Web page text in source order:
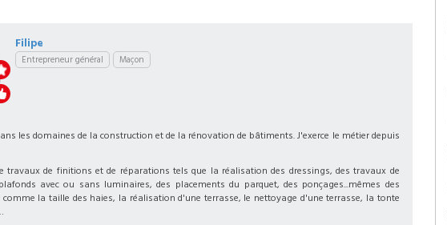
Filipe
Entrepreneur général Maçon
les domaines de la construction et de la rénovation de bâtiments. J'exerce le métier depuis
travaux de finitions et de réparations tels que la réalisation des dressings, des travaux de
avec ou sans luminaires, des placements du parquet, des ponçages...mêmes des
la taille des haies, la réalisation d'une terrasse, le nettoyage d'une terrasse, la tonte